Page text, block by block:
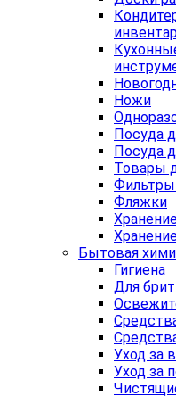
Ножи
Посуда
Посуда
Товары
Фляжки
Бытовая
Гигиена
Для
Уход за
Уход за